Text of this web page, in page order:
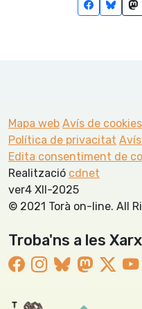
Mapa web Avís de cookies
Política de privacitat
Edita consentiment de
Realització cdnet
ver4 XII-2025
© 2021 Torà on-line. All
Troba'ns a les